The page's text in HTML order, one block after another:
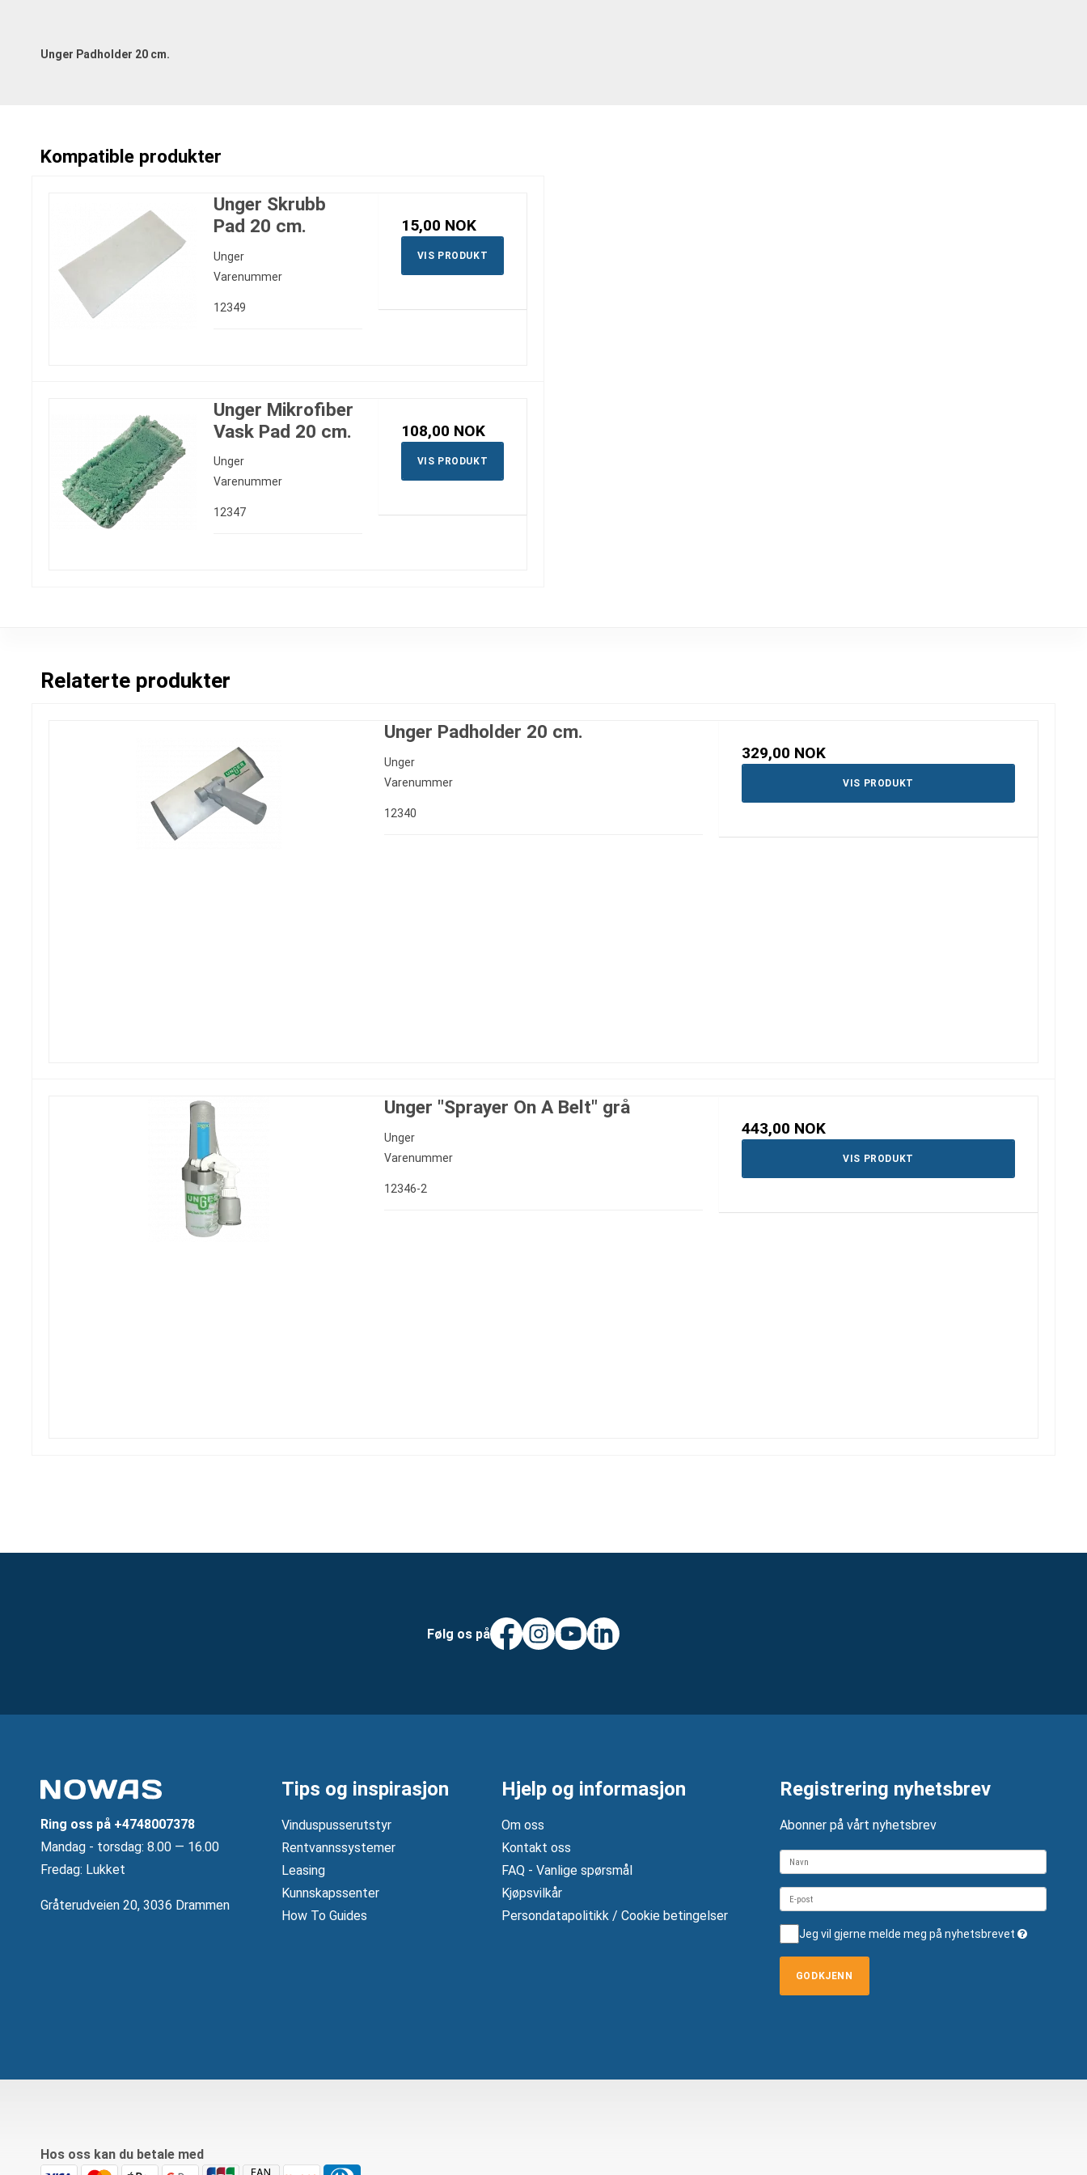
Unger Padholder 20 cm.
Kompatible produkter
Unger Skrubb
Pad 20 cm.
Unger
Varenummer
12349
15,00 NOK
VIS PRODUKT
Unger Mikrofiber
Vask Pad 20 cm.
Unger
Varenummer
12347
108,00 NOK
VIS PRODUKT
Relaterte produkter
Unger Padholder 20 cm.
Unger
Varenummer
12340
329,00 NOK
VIS PRODUKT
Unger "Sprayer On A Belt" grå
Unger
Varenummer
12346-2
443,00 NOK
VIS PRODUKT
Følg os på
Ring oss på +4748007378
Mandag ‐ torsdag: 8.00 — 16.00
Fredag: Lukket
Gråterudveien 20, 3036 Drammen
Tips og inspirasjon
Vinduspusserutstyr
Rentvannssystemer
Leasing
Kunnskapssenter
How To Guides
Hjelp og informasjon
Om oss
Kontakt oss
FAQ - Vanlige spørsmål
Kjøpsvilkår
Persondatapolitikk / Cookie betingelser
Registrering nyhetsbrev
Abonner på vårt nyhetsbrev
Jeg vil gjerne melde meg på nyhetsbrevet
GODKJENN
Hos oss kan du betale med